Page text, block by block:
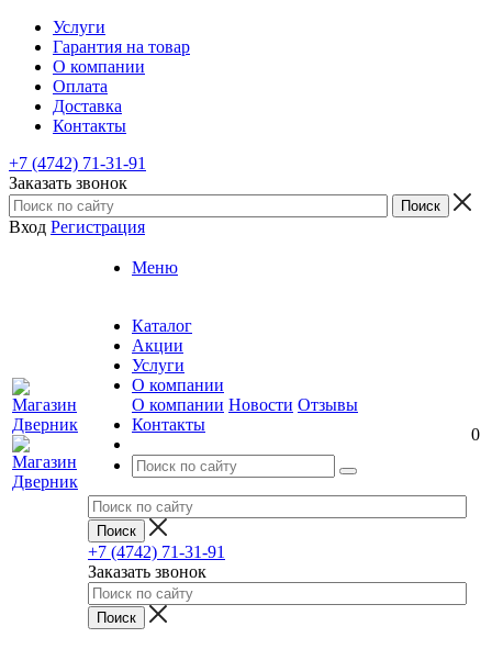
Услуги
Гарантия на товар
О компании
Оплата
Доставка
Контакты
+7 (4742) 71-31-91
Заказать звонок
Вход Регистрация
Меню
Каталог
Акции
Услуги
О компании
О компании Новости Отзывы
Контакты
+7 (4742) 71-31-91
Заказать звонок
0